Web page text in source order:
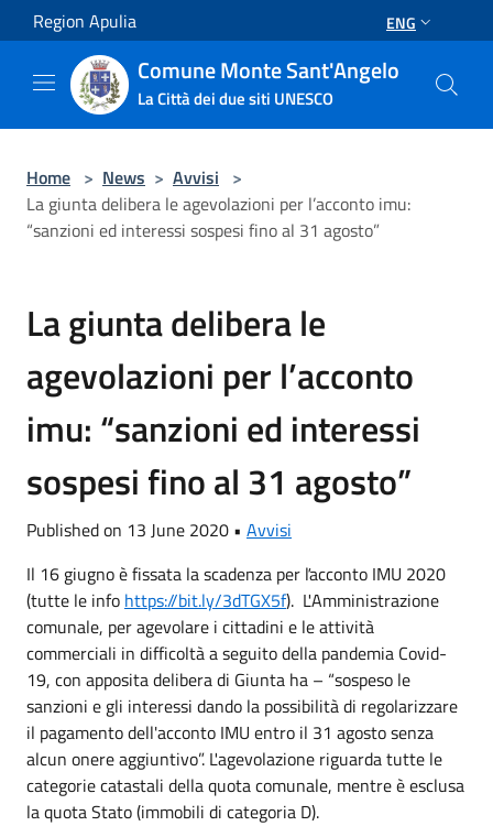
Salta al contenuto principale
Region Apulia ENG
Comune Monte Sant'Angelo
La Città dei due siti UNESCO
Home > News > Avvisi >
La giunta delibera le agevolazioni per l’acconto imu:
“sanzioni ed interessi sospesi fino al 31 agosto”
La giunta delibera le
agevolazioni per l’acconto
imu: “sanzioni ed interessi
sospesi fino al 31 agosto”
Published on 13 June 2020 • Avvisi
Il 16 giugno è fissata la scadenza per ľacconto IMU 2020
(tutte le info https://bit.ly/3dTGX5f). ĽAmministrazione
comunale, per agevolare i cittadini e le attività
commerciali in difficoltà a seguito della pandemia Covid-
19, con apposita delibera di Giunta ha – “sospeso le
sanzioni e gli interessi dando la possibilità di regolarizzare
il pagamento dell'acconto IMU entro il 31 agosto senza
alcun onere aggiuntivo”. Ľagevolazione riguarda tutte le
categorie catastali della quota comunale, mentre è esclusa
la quota Stato (immobili di categoria D).